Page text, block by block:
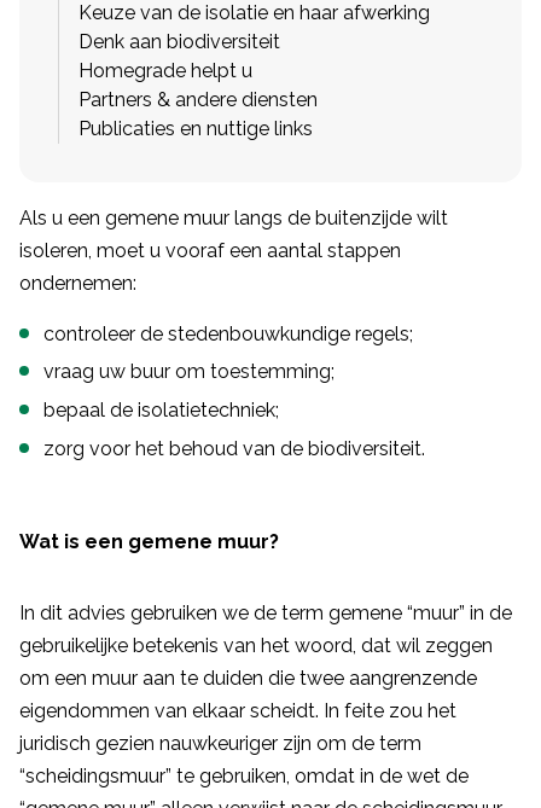
Keuze van de isolatie en haar afwerking
Denk aan biodiversiteit
Homegrade helpt u
Partners & andere diensten
Publicaties en nuttige links
Als u een gemene muur langs de buitenzijde wilt
isoleren, moet u vooraf een aantal stappen
ondernemen:
controleer de stedenbouwkundige regels;
vraag uw buur om toestemming;
bepaal de isolatietechniek;
zorg voor het behoud van de biodiversiteit.
Wat is een gemene muur?
In dit advies gebruiken we de term gemene “muur” in de
gebruikelijke betekenis van het woord, dat wil zeggen
om een muur aan te duiden die twee aangrenzende
eigendommen van elkaar scheidt. In feite zou het
juridisch gezien nauwkeuriger zijn om de term
“scheidingsmuur” te gebruiken, omdat in de wet de